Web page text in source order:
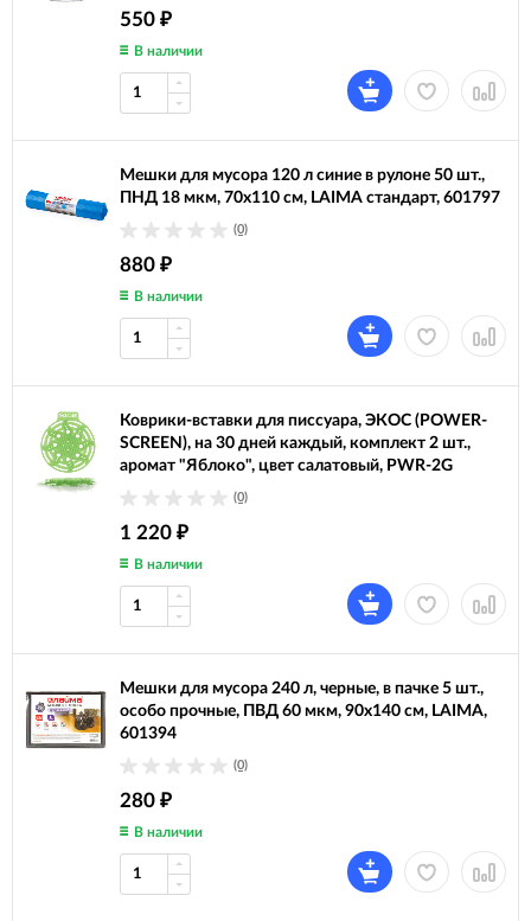
550 ₽
В наличии
Мешки для мусора 120 л синие в рулоне 50 шт.,
ПНД 18 мкм, 70х110 см, LAIMA стандарт, 601797
(0)
880 ₽
В наличии
Коврики-вставки для писсуара, ЭКОС (POWER-
SCREEN), на 30 дней каждый, комплект 2 шт.,
аромат "Яблоко", цвет салатовый, PWR-2G
(0)
1 220 ₽
В наличии
Мешки для мусора 240 л, черные, в пачке 5 шт.,
особо прочные, ПВД 60 мкм, 90х140 см, LAIMA,
601394
(0)
280 ₽
В наличии